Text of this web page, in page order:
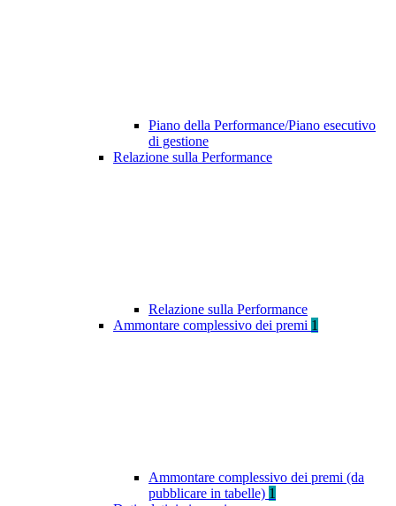
Piano della Performance/Piano esecutivo
di gestione
Relazione sulla Performance
Relazione sulla Performance
Ammontare complessivo dei premi 1
Ammontare complessivo dei premi (da
pubblicare in tabelle) 1